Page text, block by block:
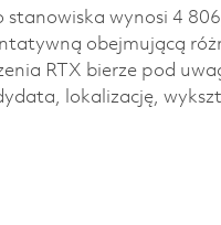
wynosi 4
obejmującą
RTX bierze pod
lokalizację,